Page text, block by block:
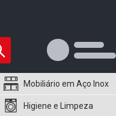
Mobiliário em Aço Inox
Higiene e Limpeza